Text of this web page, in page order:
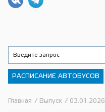
РАСПИСАНИЕ АВТОБУСОВ
Главная / Выпуск / 03.01.2026